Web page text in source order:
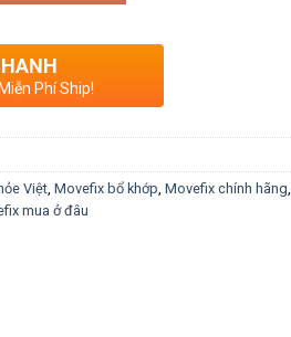
Phí Ship!
Việt, Movefix bổ khớp Movefix chính hãng
mua ở đâu